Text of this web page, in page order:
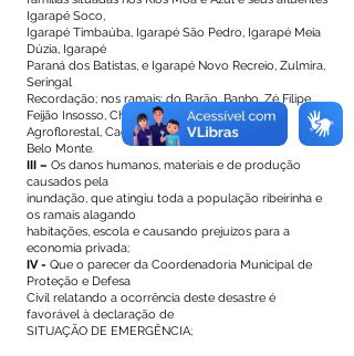
Igarapé Soco,
Igarapé Timbaúba, Igarapé São Pedro, Igarapé Meia
Dúzia, Igarapé
Paraná dos Batistas, e Igarapé Novo Recreio, Zulmira,
Seringal
Recordação; nos ramais: do Barão, Banho, Zé Filipe,
Feijão Insosso, Chaparral, Batoque, Polo-
Agroflorestal, Caetanos, Alto Pentecostes,
Belo Monte.
III – Os danos humanos, materiais e de produção
causados pela
inundação, que atingiu toda a população ribeirinha e
os ramais alagando
habitações, escola e causando prejuízos para a
economia privada;
IV - Que o parecer da Coordenadoria Municipal de
Proteção e Defesa
Civil relatando a ocorrência deste desastre é
favorável à declaração de
SITUAÇÃO DE EMERGÊNCIA;